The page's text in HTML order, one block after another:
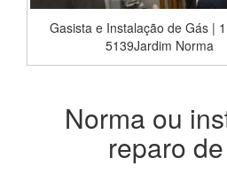
Gasista e Instalação de Gás |
5139Jardim Norma
Norma ou
reparo